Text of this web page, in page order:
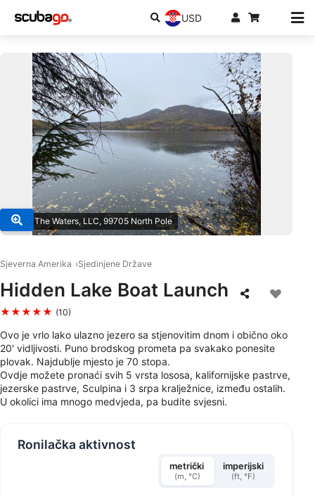
USD
© Test The Waters, LLC, 99705 North Pole
Sjeverna Amerika Sjedinjene Države
Hidden Lake Boat Launch
★★★★★ (10)
Ovo je vrlo lako ulazno jezero sa stjenovitim dnom i obično oko
20' vidljivosti. Puno brodskog prometa pa svakako ponesite
plovak. Najdublje mjesto je 70 stopa.
Ovdje možete pronaći svih 5 vrsta lososa, kalifornijske pastrve,
jezerske pastrve, Sculpina i 3 srpa kralježnice, između ostalih.
U okolici ima mnogo medvjeda, pa budite svjesni.
Ronilačka aktivnost
metrički
(m, °C)
imperijski
(ft, °F)